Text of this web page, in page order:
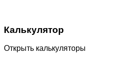
Калькулятор
Открыть калькуляторы